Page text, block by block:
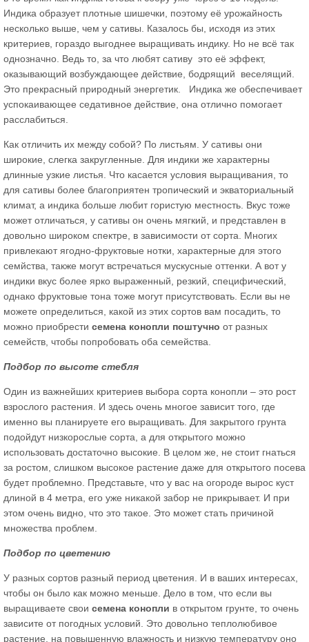
Индика образует плотные шишечки, поэтому её урожайность
несколько выше, чем у сативы. Казалось бы, исходя из этих
критериев, гораздо выгоднее выращивать индику. Но не всё так
однозначно. Ведь то, за что любят сативу это её эффект,
оказывающий возбуждающее действие, бодрящий веселящий.
Это прекрасный природный энергетик. Индика же обеспечивает
успокаивающее седативное действие, она отлично помогает
расслабиться.
Как отличить их между собой? По листьям. У сативы они
широкие, слегка закругленные. Для индики же характерны
длинные узкие листья. Что касается условия выращивания, то
для сативы более благоприятен тропический и экваториальный
климат, а индика больше любит гористую местность. Вкус тоже
может отличаться, у сативы он очень мягкий, и представлен в
довольно широком спектре, в зависимости от сорта. Многих
привлекают ягодно-фруктовые нотки, характерные для этого
семйства, также могут встречаться мускусные оттенки. А вот у
индики вкус более ярко выраженный, резкий, специфический,
однако фруктовые тона тоже могут присутствовать. Если вы не
можете определиться, какой из этих сортов вам посадить, то
можно приобрести семена конопли поштучно от разных
семейств, чтобы попробовать оба семейства.
Подбор по высоте стебля
Один из важнейших критериев выбора сорта конопли – это рост
взрослого растения. И здесь очень многое зависит того, где
именно вы планируете его выращивать. Для закрытого грунта
подойдут низкорослые сорта, а для открытого можно
использовать достаточно высокие. В целом же, не стоит гнаться
за ростом, слишком высокое растение даже для открытого посева
будет проблемно. Представьте, что у вас на огороде вырос куст
длиной в 4 метра, его уже никакой забор не прикрывает. И при
этом очень видно, что это такое. Это может стать причиной
множества проблем.
Подбор по цветению
У разных сортов разный период цветения. И в ваших интересах,
чтобы он было как можно меньше. Дело в том, что если вы
выращиваете свои семена конопли в открытом грунте, то очень
зависите от погодных условий. Это довольно теплолюбивое
растение, на повышенную влажность и низкую температуру оно